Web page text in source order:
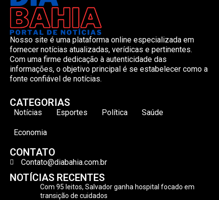
Nosso site é uma plataforma online especializada em
fornecer notícias atualizadas, verídicas e pertinentes.
Com uma firme dedicação à autenticidade das
informações, o objetivo principal é se estabelecer como a
fonte confiável de notícias.
CATEGORIAS
Notícias Esportes Política Saúde
Economia
CONTATO
Contato@diabahia.com.br
NOTÍCIAS RECENTES
Com 95 leitos, Salvador ganha hospital focado em
transição de cuidados